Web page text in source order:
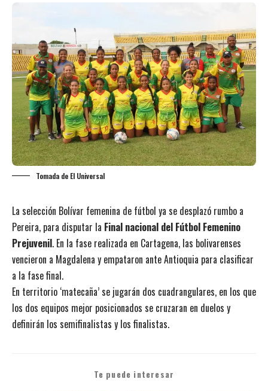
Tomada de El Universal
La selección Bolívar femenina de fútbol ya se desplazó rumbo a
Pereira, para disputar la Final nacional del Fútbol Femenino
Prejuvenil. En la fase realizada en Cartagena, las bolivarenses
vencieron a Magdalena y empataron ante Antioquia para clasificar
a la fase final.
En territorio ‘matecaña’ se jugarán dos cuadrangulares, en los que
los dos equipos mejor posicionados se cruzaran en duelos y
definirán los semifinalistas y los finalistas.
Te puede interesar